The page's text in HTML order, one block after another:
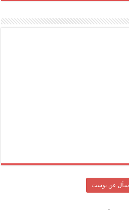
اسأل عن بوست